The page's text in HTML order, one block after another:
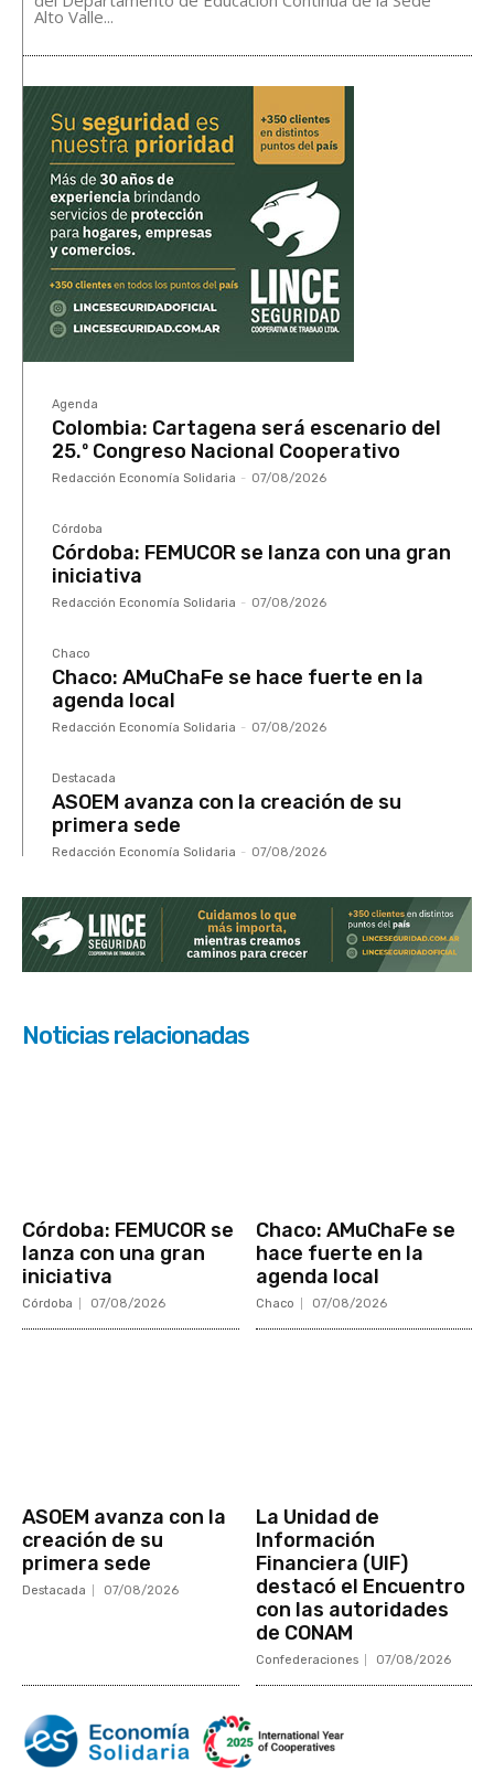
Alto Valle...
Agenda
Colombia: Cartagena será escenario del
25.º Congreso Nacional Cooperativo
Redacción Economía Solidaria - 07/08/2026
Córdoba
Córdoba: FEMUCOR se lanza con una gran
iniciativa
Redacción Economía Solidaria - 07/08/2026
Chaco
Chaco: AMuChaFe se hace fuerte en la
agenda local
Redacción Economía Solidaria - 07/08/2026
Destacada
ASOEM avanza con la creación de su
primera sede
Redacción Economía Solidaria - 07/08/2026
Noticias relacionadas
Córdoba: FEMUCOR se
lanza con una gran
iniciativa
Córdoba 07/08/2026
Chaco: AMuChaFe se
hace fuerte en la
agenda local
Chaco 07/08/2026
ASOEM avanza con la
creación de su
primera sede
Destacada 07/08/2026
La Unidad de
Información
Financiera (UIF)
destacó el Encuentro
con las autoridades
de CONAM
Confederaciones 07/08/2026